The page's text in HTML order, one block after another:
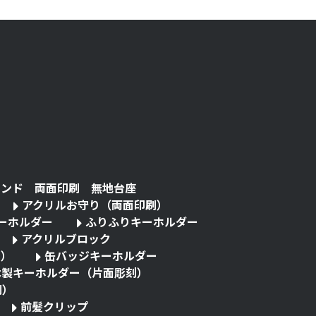
ンド 両面印刷 無地台座
アクリルお守り（両面印刷）
ホルダー
ふりふりキーホルダー
アクリルブロック
缶バッジキーホルダー
キーホルダー（片面彫刻）
前髪クリップ